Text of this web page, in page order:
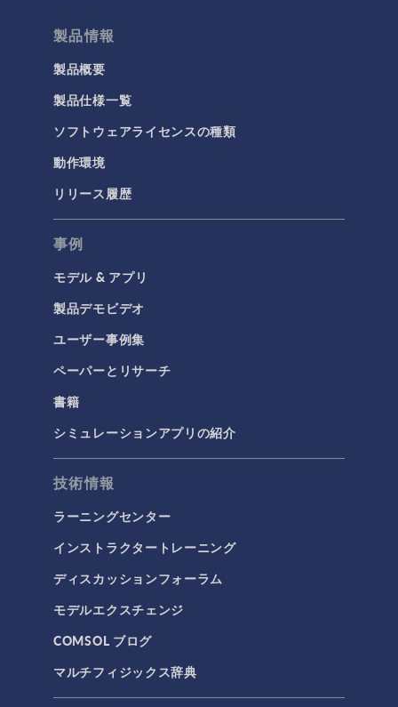
結果と可視化
今日の科学
化学
バッテリデザイン
化学反応工学
燃料電池＆電解槽
腐食＆防食
構造と音響
MEMSと圧電デバイス
材料モデル
構造ダイナミクス
音響と振動
マイクロフルイディクス
伝熱
分子流
多孔質材料流れ
流体流れの粒子追跡
計算流体力学（CFD）
電磁気学
製品情報
製品概要
製品仕様一覧
ソフトウェアライセンスの種類
動作環境
リリース履歴
事例
モデル & アプリ
製品デモビデオ
ユーザー事例集
ペーパーとリサーチ
書籍
シミュレーションアプリの紹介
技術情報
ラーニングセンター
インストラクタートレーニング
ディスカッションフォーラム
モデルエクスチェンジ
COMSOL ブログ
マルチフィジックス辞典